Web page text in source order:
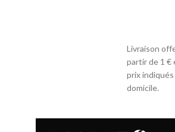
Livraison
partir de 1 €
prix
domicile.